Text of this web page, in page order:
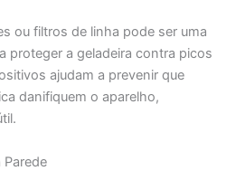
ou filtros de linha pode ser uma
proteger a geladeira contra picos
ajudam a prevenir que
danifiquem o aparelho,
Parede